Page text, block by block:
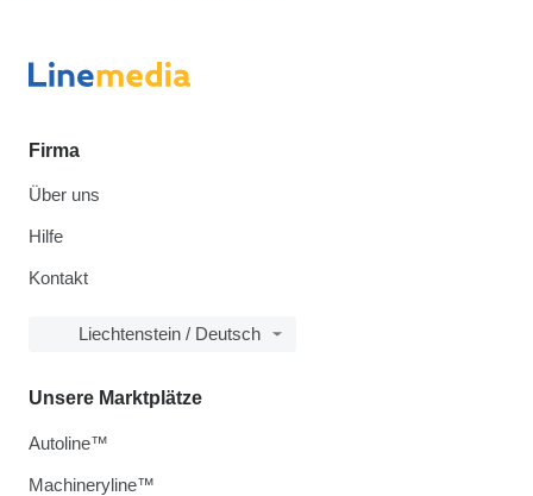
Firma
Über uns
Hilfe
Kontakt
Liechtenstein / Deutsch
Unsere Marktplätze
Autoline™
Machineryline™